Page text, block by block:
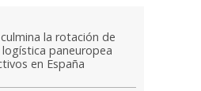
la rotación de
paneuropea
en España